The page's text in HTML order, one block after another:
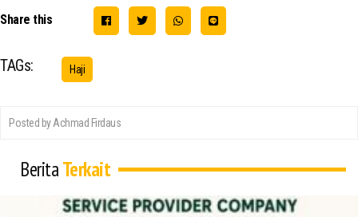
Share this
TAGs: Haji
Posted by Achmad Firdaus
BeritaTerkait